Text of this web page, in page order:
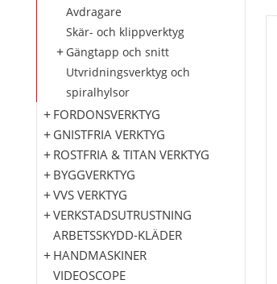
Avdragare
Skär- och klippverktyg
Gängtapp och snitt
Utvridningsverktyg och
spiralhylsor
FORDONSVERKTYG
GNISTFRIA VERKTYG
ROSTFRIA & TITAN VERKTYG
BYGGVERKTYG
VVS VERKTYG
VERKSTADSUTRUSTNING
ARBETSSKYDD-KLÄDER
HANDMASKINER
VIDEOSCOPE